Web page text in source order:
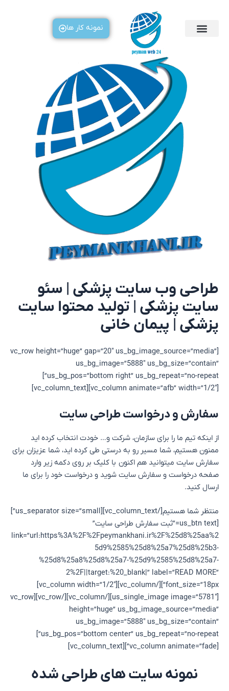
نمونه کار ها
طراحی وب سایت پزشکی | سئو
سایت پزشکی | تولید محتوا سایت
پزشکی | پیمان خانی
[vc_row height=”huge” gap=”20″ us_bg_image_source=”media”
us_bg_image=”5888″ us_bg_size=”contain”
us_bg_pos=”bottom right” us_bg_repeat=”no-repeat”]
[vc_column animate=”afb” width=”1/2″][vc_column_text]
سفارش و درخواست طراحی سایت
از اینکه تیم ما را برای سازمان، شرکت و… خودت انتخاب کرده اید
ممنون هستیم، شما مسیر رو به درستی طی کرده اید، شما عزیزان برای
سفارش سایت میتوانید هم اکنون با کلیک بر روی دکمه زیر وارد
صفحه درخواست و سفارش سایت شوید و درخواست خود را برای ما
ارسال کنید.
منتظر شما هستیم[/vc_column_text][us_separator size=”small”]
[us_btn text=”ثبت سفارش طراحی سایت”
link=”url:https%3A%2F%2Fpeymankhani.ir%2F%25d8%25aa%2
5d9%2585%25d8%25a7%25d8%25b3-
%25d8%25a8%25d8%25a7-%25d9%2585%25d8%25a7-
2%2F||target:%20_blank|” label=”READ MORE”
font_size=”18px”][/vc_column][vc_column width=”1/2″]
[us_single_image image=”5781″][/vc_column][/vc_row][vc_row
height=”huge” us_bg_image_source=”media”
us_bg_image=”5888″ us_bg_size=”contain”
us_bg_pos=”bottom center” us_bg_repeat=”no-repeat”]
[vc_column animate=”fade”][vc_column_text]
نمونه سایت های طراحی شده